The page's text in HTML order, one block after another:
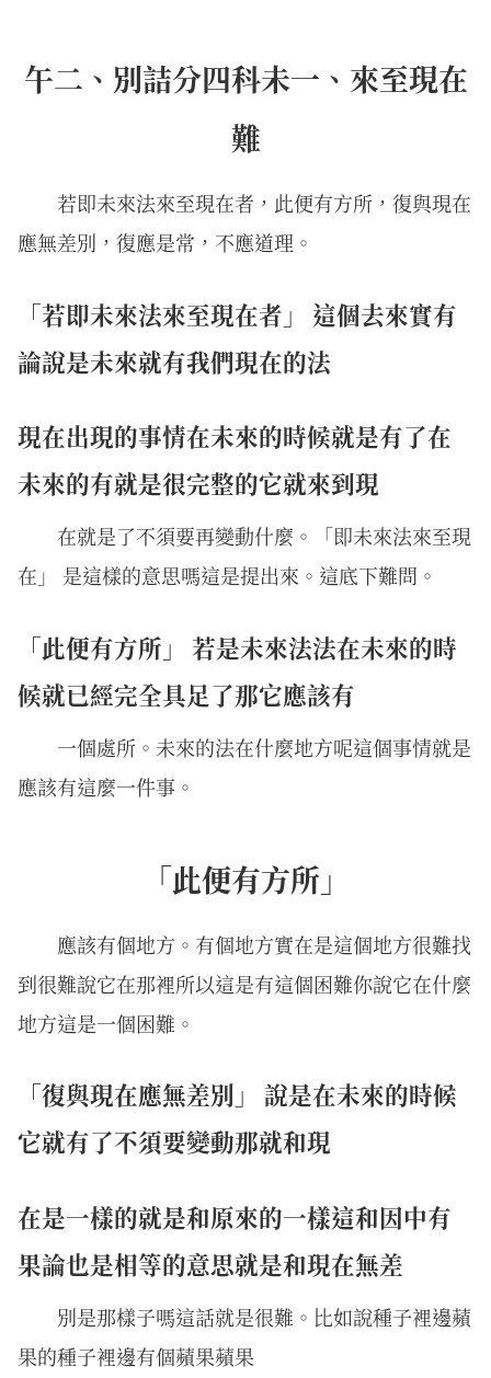
午二、別詰分四科未一、來至現在
難
若即未來法來至現在者，此便有方所，復與現在
應無差別，復應是常，不應道理。
「若即未來法來至現在者」 這個去來實有
論說是未來就有我們現在的法
現在出現的事情在未來的時候就是有了在
未來的有就是很完整的它就來到現
在就是了不須要再變動什麼。「即未來法來至現
在」 是這樣的意思嗎這是提出來。這底下難問。
「此便有方所」 若是未來法法在未來的時
候就已經完全具足了那它應該有
一個處所。未來的法在什麼地方呢這個事情就是
應該有這麼一件事。
「此便有方所」
應該有個地方。有個地方實在是這個地方很難找
到很難說它在那裡所以這是有這個困難你說它在什麼
地方這是一個困難。
「復與現在應無差別」 說是在未來的時候
它就有了不須要變動那就和現
在是一樣的就是和原來的一樣這和因中有
果論也是相等的意思就是和現在無差
別是那樣子嗎這話就是很難。比如說種子裡邊蘋
果的種子裡邊有個蘋果蘋果